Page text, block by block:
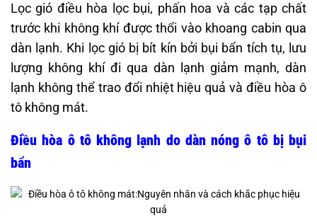
Lọc gió điều hòa lọc bụi, phấn hoa và các tạp chất
trước khi không khí được thổi vào khoang cabin qua
dàn lạnh. Khi lọc gió bị bít kín bởi bụi bẩn tích tụ, lưu
lượng không khí đi qua dàn lạnh giảm mạnh, dàn
lạnh không thể trao đổi nhiệt hiệu quả và điều hòa ô
tô không mát.
Điều hòa ô tô không lạnh do dàn nóng ô tô bị bụi
bẩn